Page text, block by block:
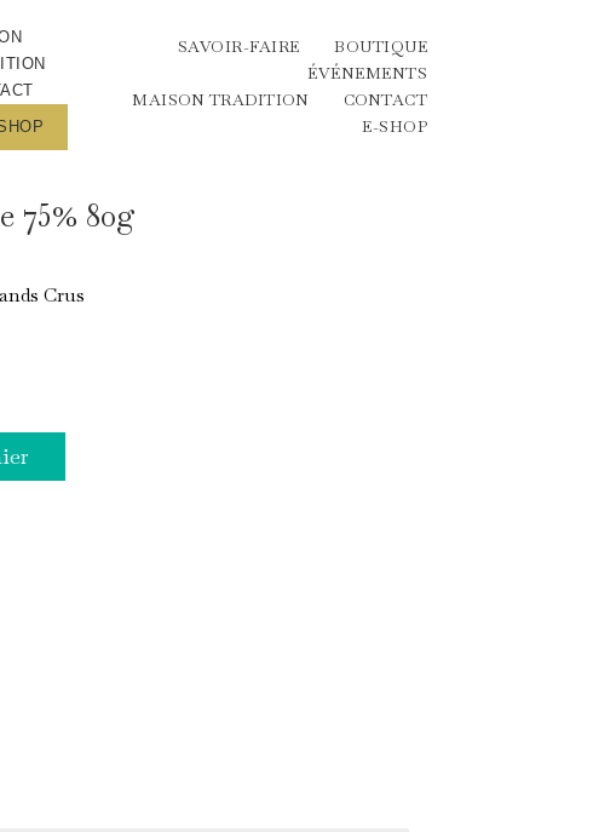
SAVOIR-FAIRE
BOUTIQUE
ÉVÉNEMENTS
MAISON TRADITION
CONTACT
E-SHOP
75% 80g
Crus